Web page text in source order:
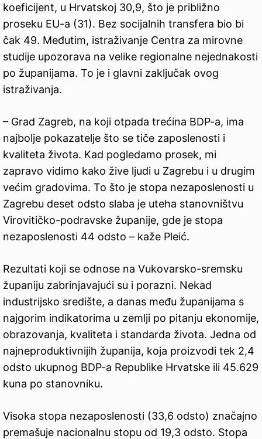
koeficijent, u Hrvatskoj 30,9, što je približno
proseku EU-a (31). Bez socijalnih transfera bio bi
čak 49. Međutim, istraživanje Centra za mirovne
studije upozorava na velike regionalne nejednakosti
po županijama. To je i glavni zaključak ovog
istraživanja.
– Grad Zagreb, na koji otpada trećina BDP-a, ima
najbolje pokazatelje što se tiče zaposlenosti i
kvaliteta života. Kad pogledamo prosek, mi
zapravo vidimo kako žive ljudi u Zagrebu i u drugim
većim gradovima. To što je stopa nezaposlenosti u
Zagrebu deset odsto slaba je uteha stanovništvu
Virovitičko-podravske županije, gde je stopa
nezaposlenosti 44 odsto – kaže Pleić.
Rezultati koji se odnose na Vukovarsko-sremsku
županiju zabrinjavajući su i porazni. Nekad
industrijsko središte, a danas među županijama s
najgorim indikatorima u zemlji po pitanju ekonomije,
obrazovanja, kvaliteta i standarda života. Jedna od
najneproduktivnijih županija, koja proizvodi tek 2,4
odsto ukupnog BDP-a Republike Hrvatske ili 45.629
kuna po stanovniku.
Visoka stopa nezaposlenosti (33,6 odsto) značajno
premašuje nacionalnu stopu od 19,3 odsto. Stopa